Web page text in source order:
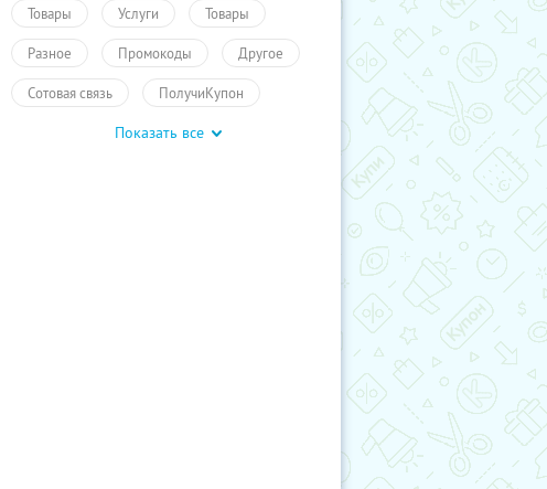
Товары Услуги Товары
Разное Промокоды Другое
Сотовая связь ПолучиКупон
Показать все